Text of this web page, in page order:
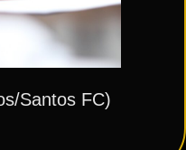
Santos FC)